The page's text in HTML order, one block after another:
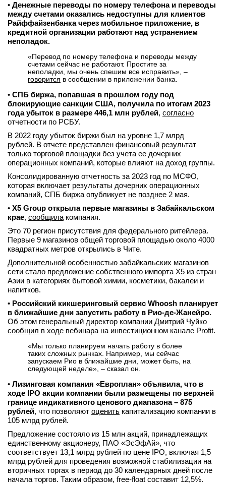
• Денежные переводы по номеру телефона и переводы
между счетами оказались недоступны для клиентов
Райффайзенбанка через мобильное приложение, в
кредитной организации работают над устранением
неполадок.
«Перевод по номеру телефона и переводы между
счетами сейчас не работают. Простите за
неполадки, мы очень спешим все исправить», –
говорится в сообщении в приложении банка.
• СПБ биржа, попавшая в прошлом году под
блокирующие санкции США, получила по итогам 2023
года убыток в размере 446,1 млн рублей, согласно
отчетности по РСБУ.
В 2022 году убыток биржи был на уровне 1,7 млрд
рублей. В отчете представлен финансовый результат
только торговой площадки без учета ее дочерних
операционных компаний, которые влияют на доход группы.
Консолидированную отчетность за 2023 год по МСФО,
которая включает результаты дочерних операционных
компаний, СПБ биржа опубликует не позднее 2 мая.
• X5 Group открыла первые магазины в Забайкальском
крае, сообщила компания.
Это 70 регион присутствия для федерального ритейлера.
Первые 9 магазинов общей торговой площадью около 4000
квадратных метров открылись в Чите.
Дополнительной особенностью забайкальских магазинов
сети стало предложение собственного импорта Х5 из стран
Азии в категориях бытовой химии, косметики, бакалеи и
напитков.
• Российский кикшеринговый сервис Whoosh планирует
в ближайшие дни запустить работу в Рио-де-Жанейро.
Об этом генеральный директор компании Дмитрий Чуйко
сообщил в ходе вебинара на инвестиционном канале Profit.
«Мы только планируем начать работу в более
таких сложных рынках. Например, мы сейчас
запускаем Рио в ближайшие дни, может быть, на
следующей неделе», – сказал он.
• Лизинговая компания «Европлан» объявила, что в
ходе IPO акции компании были размещены по верхней
границе индикативного ценового диапазона – 875
рублей, что позволяют оценить капитализацию компании в
105 млрд рублей.
Предложение состояло из 15 млн акций, принадлежащих
единственному акционеру, ПАО «ЭсЭфАй», что
соответствует 13,1 млрд рублей по цене IPO, включая 1,5
млрд рублей для проведения возможной стабилизации на
вторичных торгах в период до 30 календарных дней после
начала торгов. Таким образом, free-float составит 12,5%.